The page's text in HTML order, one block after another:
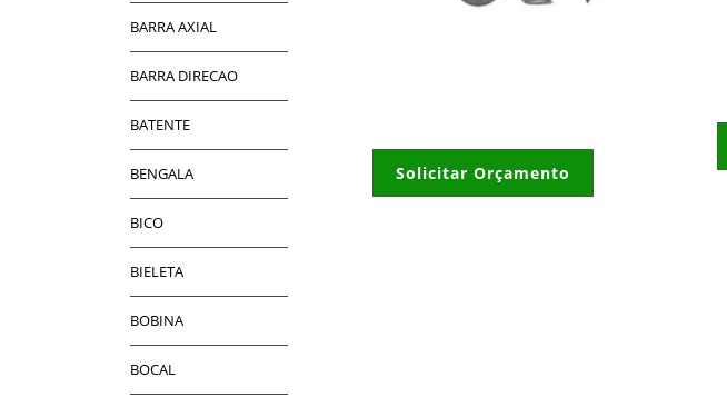
Solicitar Orçamento
BARRA AXIAL
BARRA DIRECAO
BATENTE
BENGALA
BICO
BIELETA
BOBINA
BOCAL